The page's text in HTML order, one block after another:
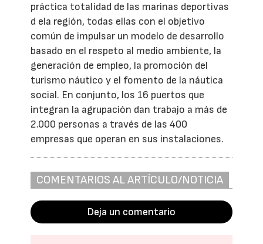
práctica totalidad de las marinas deportivas
d ela región, todas ellas con el objetivo
común de impulsar un modelo de desarrollo
basado en el respeto al medio ambiente, la
generación de empleo, la promoción del
turismo náutico y el fomento de la náutica
social. En conjunto, los 16 puertos que
integran la agrupación dan trabajo a más de
2.000 personas a través de las 400
empresas que operan en sus instalaciones.
COMENTARIOS AL ARTÍCULO/NOTICIA
Deja un comentario